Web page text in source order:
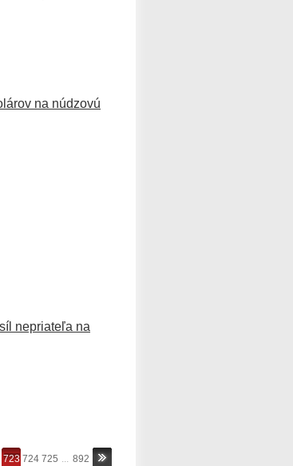
na núdzovú
nepriateľa na
723 724 725 ... 892